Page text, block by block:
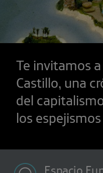
Te invitamos
Castillo, una
del
los
Espacio